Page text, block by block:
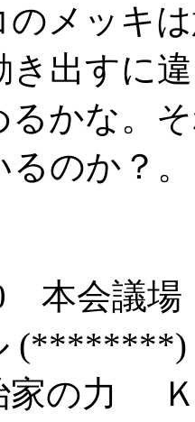
メッキ
き出すに
るかな。
のか？。
本会議
(********)
家の力